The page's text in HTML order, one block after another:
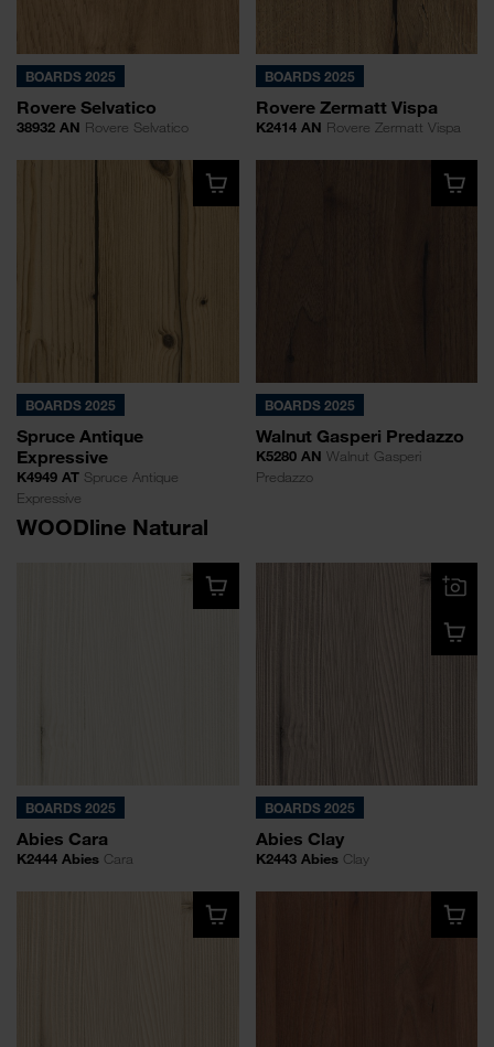
BOARDS 2025
Rovere Selvatico
38932 AN Rovere Selvatico
BOARDS 2025
Rovere Zermatt Vispa
K2414 AN Rovere Zermatt Vispa
BOARDS 2025
Spruce Antique
Expressive
K4949 AT Spruce Antique
Expressive
BOARDS 2025
Walnut Gasperi Predazzo
K5280 AN Walnut Gasperi
Predazzo
WOODline Natural
BOARDS 2025
Abies Cara
K2444 Abies Cara
BOARDS 2025
Abies Clay
K2443 AbiesClay